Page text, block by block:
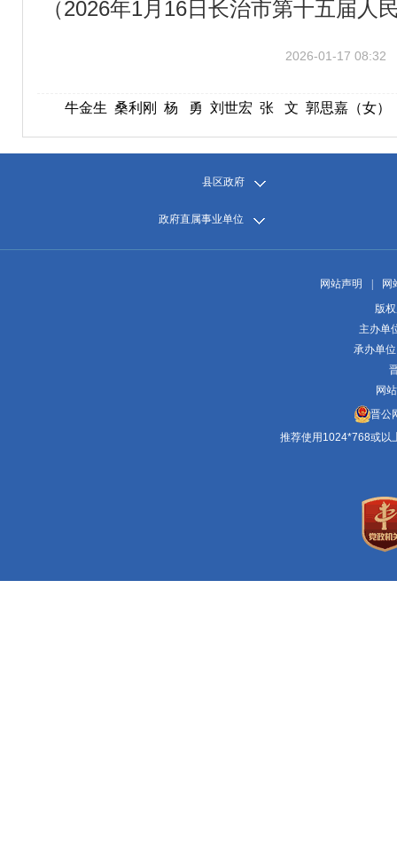
（2026年1月16日长治市第十五届
2026-01-17 08:32
牛金生 桑利刚 杨 勇 刘世宏 张 文 郭思嘉（女）
县区政府
政府直属事业单位
网站声明
网
版
主办单
承办单
网
晋公
推荐使用1024*768或以